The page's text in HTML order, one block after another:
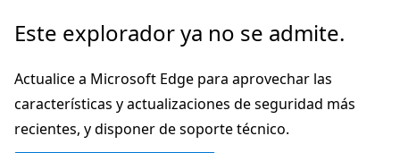
Ir
contenido
principal
Este explorador ya no se admite.
Actualice a Microsoft Edge para aprovechar las
características y actualizaciones de seguridad más
recientes, y disponer de soporte técnico.